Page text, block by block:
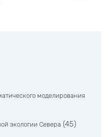
моделирования
экологии Севера (45)